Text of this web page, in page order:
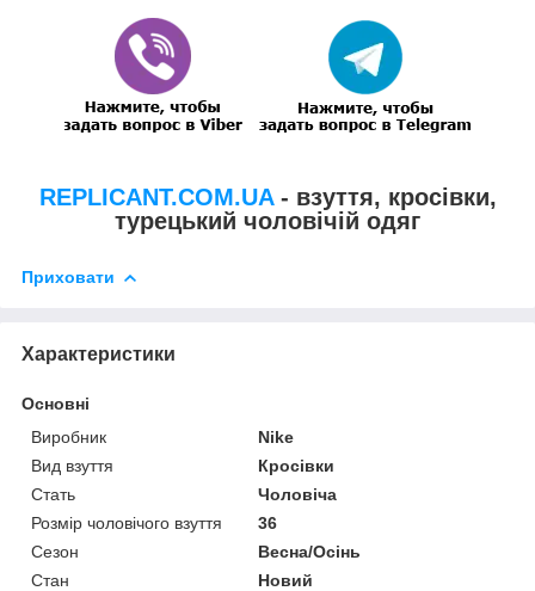
REPLICANT.COM.UA - взуття, кросівки,
турецький чоловічій одяг
Приховати
Характеристики
Основні
Виробник
Nike
Вид взуття
Кросівки
Стать
Чоловіча
Розмір чоловічого взуття
36
Сезон
Весна/Осінь
Стан
Новий